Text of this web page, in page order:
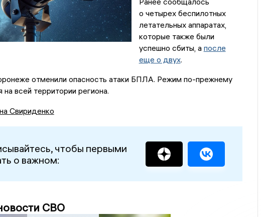
о четырех беспилотных
летательных аппаратах,
которые также были
успешно сбиты, а после
еще о двух.
отменили опасность атаки БПЛА. Режим по-прежнему
на всей территории региона.
Свириденко
чтобы первыми
о важном:
СВО